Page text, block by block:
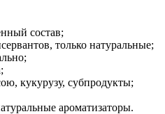
состав;
только натуральные;
кукурузу, субпродукты;
ароматизаторы.